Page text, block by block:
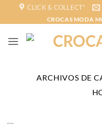
CLICK & COLLECT*
CROCAS MODA
ARCHIVOS DE